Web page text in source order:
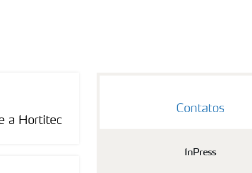
a Hortitec
Contatos
InPress